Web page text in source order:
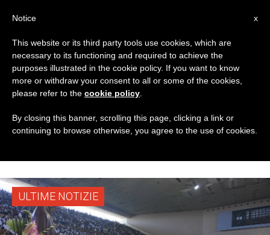
TAG
Posts Tagged
‘Cerimonia Di
Congedo’
ULTIME NOTIZIE
x
Notice
This website or its third party tools use cookies, which are
necessary to its functioning and required to achieve the
purposes illustrated in the cookie policy. If you want to know
more or withdraw your consent to all or some of the cookies,
please refer to the cookie policy
By closing this banner, scrolling this page, clicking a link or
continuing to browse otherwise, you agree to the use of cookies.